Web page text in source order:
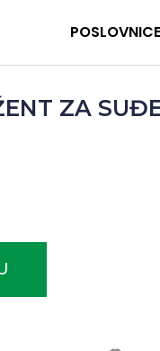
POSLOVNICE
ZA